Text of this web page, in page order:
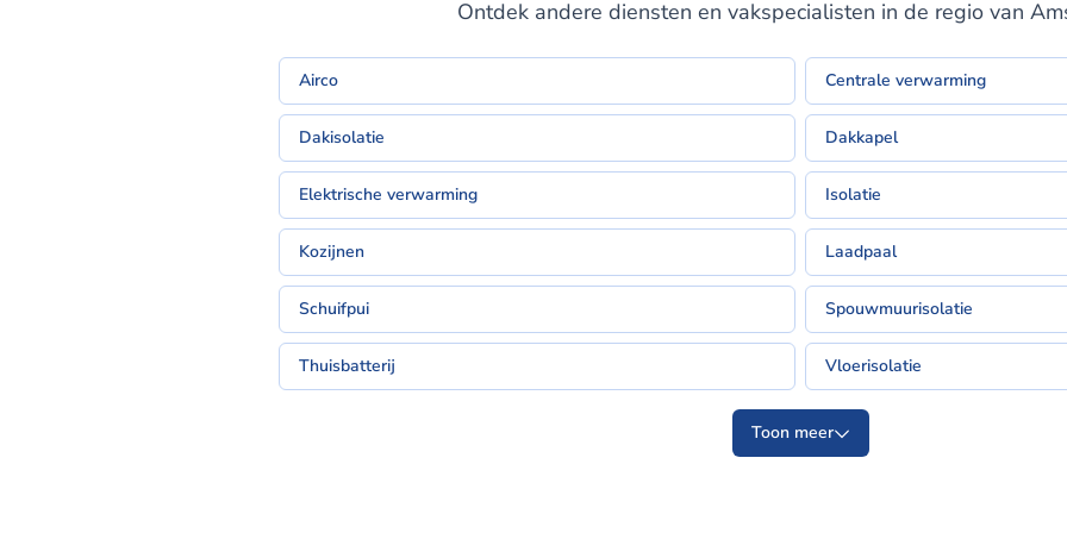
Ontdek andere diensten en vakspecialisten in de regio van
Airco Centrale verwarming
Dakisolatie Dakkapel
Elektrische verwarming Isolatie
Kozijnen Laadpaal
Schuifpui Spouwmuurisolatie
Thuisbatterij Vloerisolatie
Toon meer